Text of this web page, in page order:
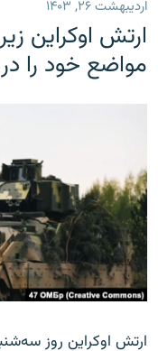
اردیبهشت ۲۶, ۱۴۰۳
ارتش اوکراین
مواضع خود را
ارتش اوکراین روز